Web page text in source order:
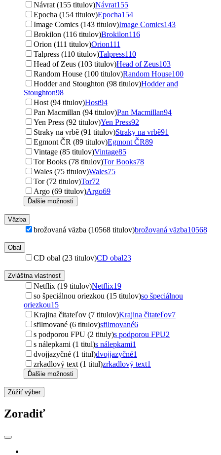
Návrat (155 titulov)Návrat155
Epocha (154 titulov)Epocha154
Image Comics (143 titulov)Image Comics143
Brokilon (116 titulov)Brokilon116
Orion (111 titulov)Orion111
Talpress (110 titulov)Talpress110
Head of Zeus (103 titulov)Head of Zeus103
Random House (100 titulov)Random House100
Hodder and Stoughton (98 titulov)Hodder and
Stoughton98
Host (94 titulov)Host94
Pan Macmillan (94 titulov)Pan Macmillan94
Yen Press (92 titulov)Yen Press92
Straky na vrbě (91 titulov)Straky na vrbě91
Egmont ČR (89 titulov)Egmont ČR89
Vintage (85 titulov)Vintage85
Tor Books (78 titulov)Tor Books78
Wales (75 titulov)Wales75
Tor (72 titulov)Tor72
Argo (69 titulov)Argo69
Ďalšie možnosti
Väzba
brožovaná väzba (10568 titulov)brožovaná väzba10568
Obal
CD obal (23 titulov)CD obal23
Zvláštna vlastnosť
Netflix (19 titulov)Netflix19
so špeciálnou oriezkou (15 titulov)so špeciálnou
oriezkou15
Krajina čitateľov (7 titulov)Krajina čitateľov7
sfilmované (6 titulov)sfilmované6
s podporou FPU (2 tituly)s podporou FPU2
s nálepkami (1 titul)s nálepkami1
dvojjazyčné (1 titul)dvojjazyčné1
zrkadlový text (1 titul)zrkadlový text1
Ďalšie možnosti
Zúžiť výber
Zoradiť